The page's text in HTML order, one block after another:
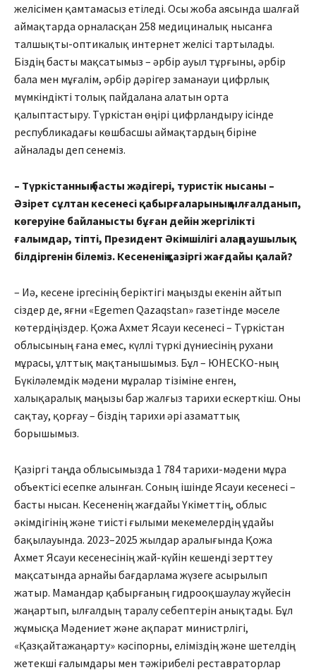
желісімен қамтамасыз етіледі. Осы жоба аясында шалғай
аймақтарда орналасқан 258 меди­циналық нысанға
талшықты-оптикалық интернет желісі тартылады.
Біздің басты мақсатымыз – әрбір ауыл тұрғыны, әрбір
бала мен мұғалім, әрбір дәрігер заманауи цифр­­­лық
мүмкіндікті толық пайдалана алатын орта
қалыптастыру. Түр­кістан өңірі цифрландыру ісін­де
республикадағы көшбасшы аймақ­­тардың біріне
айналады деп сене­міз.
– Түркістанның басты жә­дігері, туристік нысаны –
Әзірет сұлтан кесенесі қабыр­ға­­ларының ылғалданып,
көге­руіне байланысты бұған дейін жер­­гілікті
ғалымдар, тіпті, Пре­зидент Әкімшілігі алаңдаушы­лық
біл­діргенін білеміз. Кесене­нің қазіргі жағдайы қалай?
– Иә, кесене іргесінің беріктігі маңызды екенін айтып
сіздер де, яғни «Egemen Qazaqstan» газе­тінде мәселе
көтердіңіздер. Қожа Ахмет Ясауи кесенесі – Түркістан
облысының ғана емес, күллі түркі дүниесінің рухани
мұрасы, ұлттық мақтанышымыз. Бұл – ЮНЕСКО-ның
Бүкіләлемдік мәдени мұралар тізіміне енген,
халықаралық маңы­зы бар жалғыз тарихи ескерткіш. Оны
сақтау, қорғау – біздің тарихи әрі азаматтық
борышымыз.
Қазіргі таңда облысымызда 1 784 тарихи-мәдени мұра
объектісі есепке алынған. Соның ішінде Ясауи кесенесі –
басты нысан. Кесененің жағдайы Үкіметтің, облыс
әкімдігінің және тиісті ғылыми мекемелердің ұдайы
бақылауында. 2023–2025 жылдар аралығында Қожа
Ахмет Ясауи кесенесінің жай-күйін кешенді зерттеу
мақсатында арнайы бағдарлама жүзеге асырылып
жатыр. Мамандар қабырғаның гидрооқшаулау жүйе­сін
жаңартып, ылғалдың таралу себептерін анық­тады. Бұл
жұмысқа Мәдениет және ақпарат министрлігі,
«Қазқайта­жаңарту» кәсіпорны, еліміз­­дің және шетелдің
жетекші ғалымдары мен тәжірибелі реставраторлар